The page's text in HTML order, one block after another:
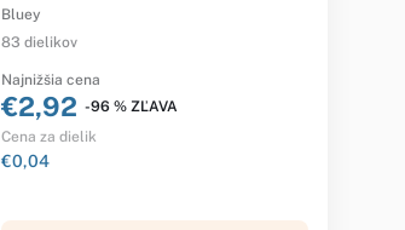
Bluey
83 dielikov
Najnižšia cena
€2,92 -96 % ZĽAVA
Cena za dielik
€0,04